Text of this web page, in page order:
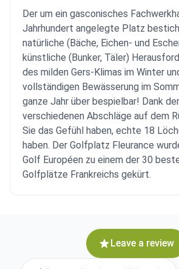
Der um ein gasconisches
Jahrhundert angelegte Platz
natürliche (Bäche, Eichen- und
künstliche (Bunker, Täler)
des milden Gers-Klimas im Winter
vollständigen Bewässerung im
ganze Jahr über bespielbar! Dank
verschiedenen Abschläge auf dem
Sie das Gefühl haben, echte 18
haben. Der Golfplatz Fleurance
Golf Européen zu einem der 30
Golfplätze Frankreichs gekürt.
Leave a review